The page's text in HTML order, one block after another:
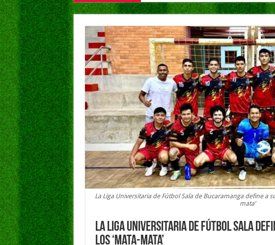
La Liga Universitaria de Fútbol Sala de Bucaramanga define a
mata’
La Liga Universitaria de Fútbol Sala
los ‘mata-mata’